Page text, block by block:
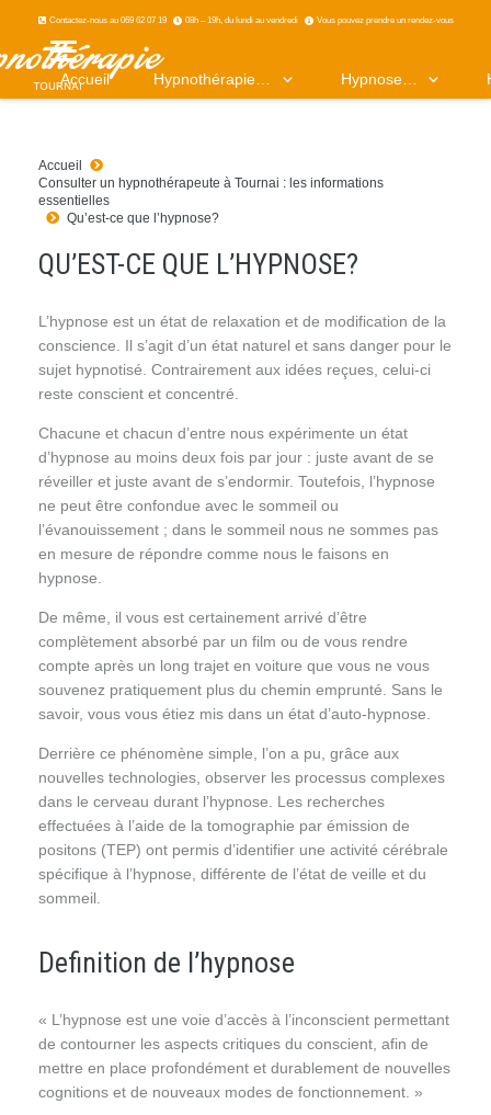
Contactez-nous au 069 62 07 19 08h – 19h, du lundi au vendredi Vous pouvez prendre un rendez-vous
Accueil Hypnothérapie… Hypnose…
Accueil
Consulter un hypnothérapeute à Tournai : les informations
essentielles
Qu’est-ce que l’hypnose?
QU’EST-CE QUE L’HYPNOSE?
L’hypnose est un état de relaxation et de modification de la
conscience. Il s’agit d’un état naturel et sans danger pour le
sujet hypnotisé. Contrairement aux idées reçues, celui-ci
reste conscient et concentré.
Chacune et chacun d’entre nous expérimente un état
d’hypnose au moins deux fois par jour : juste avant de se
réveiller et juste avant de s’endormir. Toutefois, l’hypnose
ne peut être confondue avec le sommeil ou
l’évanouissement ; dans le sommeil nous ne sommes pas
en mesure de répondre comme nous le faisons en
hypnose.
De même, il vous est certainement arrivé d’être
complètement absorbé par un film ou de vous rendre
compte après un long trajet en voiture que vous ne vous
souvenez pratiquement plus du chemin emprunté. Sans le
savoir, vous vous étiez mis dans un état d’auto-hypnose.
Derrière ce phénomène simple, l’on a pu, grâce aux
nouvelles technologies, observer les processus complexes
dans le cerveau durant l’hypnose. Les recherches
effectuées à l’aide de la tomographie par émission de
positons (TEP) ont permis d’identifier une activité cérébrale
spécifique à l’hypnose, différente de l’état de veille et du
sommeil.
Definition de l’hypnose
« L’hypnose est une voie d’accès à l’inconscient permettant
de contourner les aspects critiques du conscient, afin de
mettre en place profondément et durablement de nouvelles
cognitions et de nouveaux modes de fonctionnement. »